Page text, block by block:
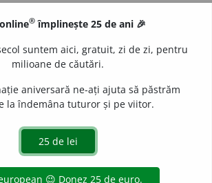
® împlinește 25 de ani 🎉
suntem aici, gratuit, zi de zi, pentru
milioane de căutări.
aniversară ne-ați ajuta să păstrăm
la îndemâna tuturor și pe viitor.